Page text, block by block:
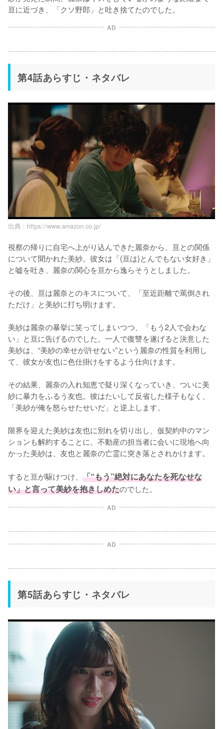
亘に近づき、「クソ野郎」と吐き捨てたのでした。
AD
第4話あらすじ・ネタバレ
出典 : https://www.amazon.co.jp/
視察の帰りに自宅へ上がり込んできた麗奈から、亘との関係
について聞かれた美紗。彼女は「(亘は)とんでもない女好き」
と嘘を吐き、麗奈の関心を亘から逸らそうとしました。
その後、亘は麗奈とのキスについて、「至近距離で罵倒され
ただけ」と美紗に打ち明けます。
美紗は麗奈の暴挙に笑ってしまいつつ、「もう2人で会わな
い」と亘に告げるのでした。一人で復讐を遂げると決意した
美紗は、“美紗の幸せが許せない”という麗奈の性質を利用し
て、彼女が友也に色仕掛けをするよう仕向けます。
その結果、麗奈の入れ知恵で疑り深くなっていき、ついに美
紗に暴力をふるう友也。彼はたいして反省した様子もなく、
「美紗が俺を怒らせたせいだ」と逆上します。
限界を迎えた美紗は友也に別れを切り出し、仮契約中のマン
ションも解約することに。不動産の担当者に会いに現地へ向
かった美紗は、友也と麗奈の亡霊に突き落とされかけます。
すると亘が駆けつけ、 「“もう”絶対にあなたを死なせな
い」と言って美紗を抱きしめたのでした。
AD
AD
第5話あらすじ・ネタバレ